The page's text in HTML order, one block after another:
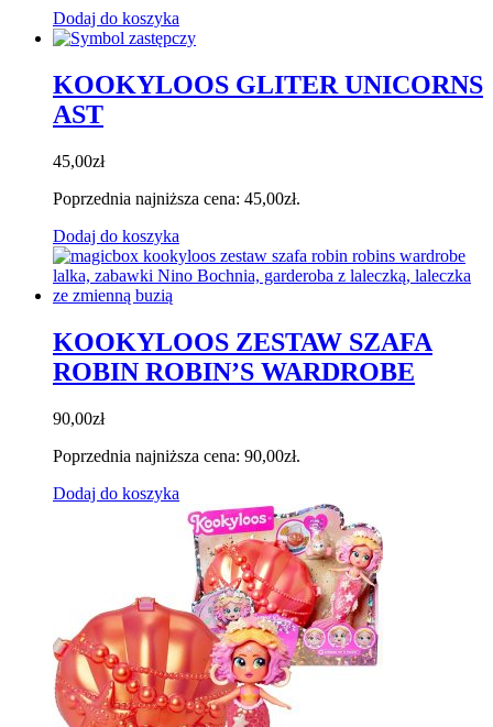
Dodaj do koszyka
KOOKYLOOS GLITER UNICORNS
AST
45,00zł
Poprzednia najniższa cena: 45,00zł.
Dodaj do koszyka
KOOKYLOOS ZESTAW SZAFA
ROBIN ROBIN’S WARDROBE
90,00zł
Poprzednia najniższa cena: 90,00zł.
Dodaj do koszyka